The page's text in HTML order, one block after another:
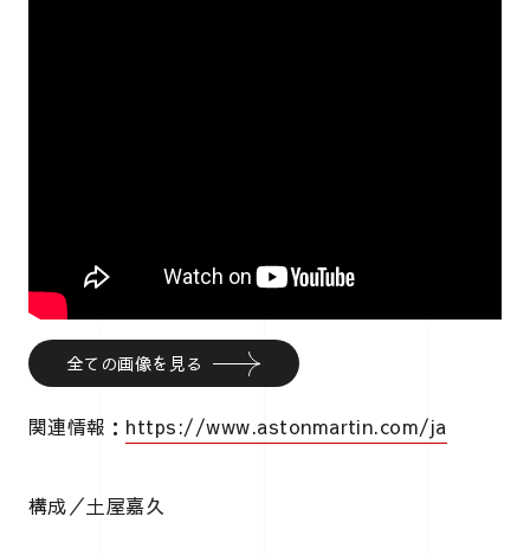
全ての画像を見る
関連情報： https://www.astonmartin.com/ja
構成／土屋嘉久